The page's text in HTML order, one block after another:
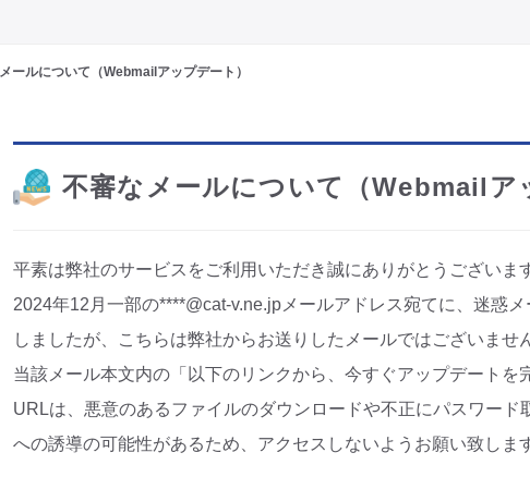
ールについて（Webmailアップデート）
不審なメールについて（Webmailア
平素は弊社のサービスをご利用いただき誠にありがとうございま
2024年12月一部の****@cat-v.ne.jpメールアドレス宛てに、迷惑
しましたが、こちらは弊社からお送りしたメールではございませ
当該メール本文内の「以下のリンクから、今すぐアップデートを
URLは、悪意のあるファイルのダウンロードや不正にパスワー
への誘導の可能性があるため、アクセスしないようお願い致しま